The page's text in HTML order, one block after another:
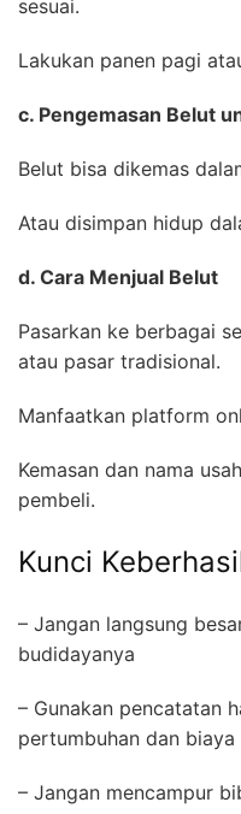
sesuai.
Lakukan panen pagi
c. Pengemasan Belut
Belut bisa dikemas
Atau disimpan hidup
d. Cara Menjual Belut
Pasarkan ke berbagai
atau pasar tradisional.
Manfaatkan platform
Kemasan dan nama
pembeli.
Kunci
– Jangan langsung
budidayanya
– Gunakan pencatatan
pertumbuhan dan biaya
– Jangan mencampur